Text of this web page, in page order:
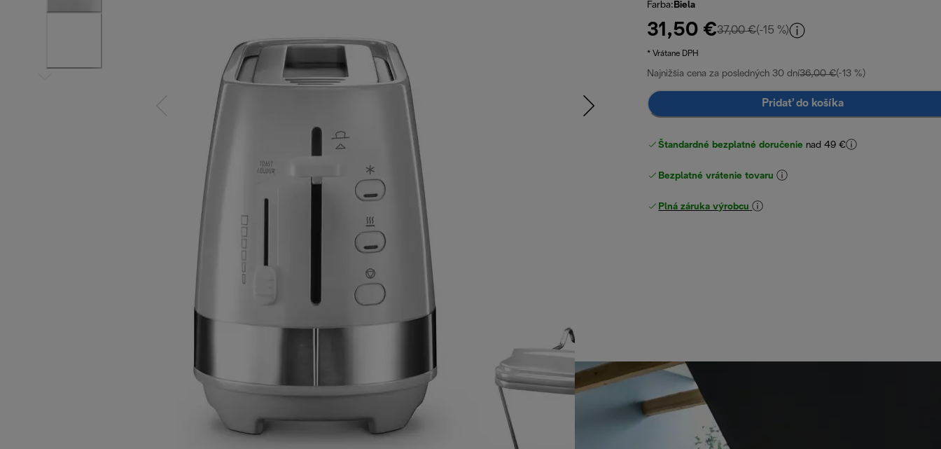
Farba: Biela
31,50 €37,00 €pôvodná cena 37,00 €
(-15 %)
* Vrátane DPH
Najnižšia cena za posledných 30 dní36,00 €(-13 %)
Pridať do košíka
Štandardné bezplatné doručenie nad 49 €
Bezplatné vrátenie tovaru
Plná záruka výrobcu